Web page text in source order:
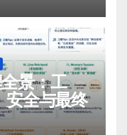
景：工
安全与最终